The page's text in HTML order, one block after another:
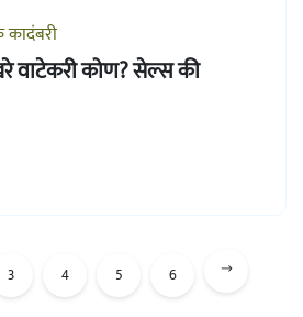
कादंबरी
वाटेकरी कोण? सेल्स की
3 4 5 6